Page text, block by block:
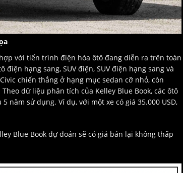
với tiến trình điện hóa ôtô đang diễn ra trên toàn
hạng sang, SUV điện, SUV điện hạng sang và
chiến thắng ở hạng mục sedan cỡ nhỏ, còn
dữ liệu phân tích của Kelley Blue Book, các ôtô
năm sử dụng. Ví dụ, với một xe có giá 35.000 USD,
Blue Book dự đoán sẽ có giá bán lại không thấp